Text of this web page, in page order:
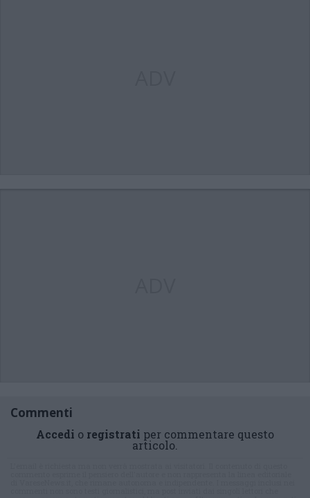
Commenti
Accedi o registrati per commentare questo
articolo.